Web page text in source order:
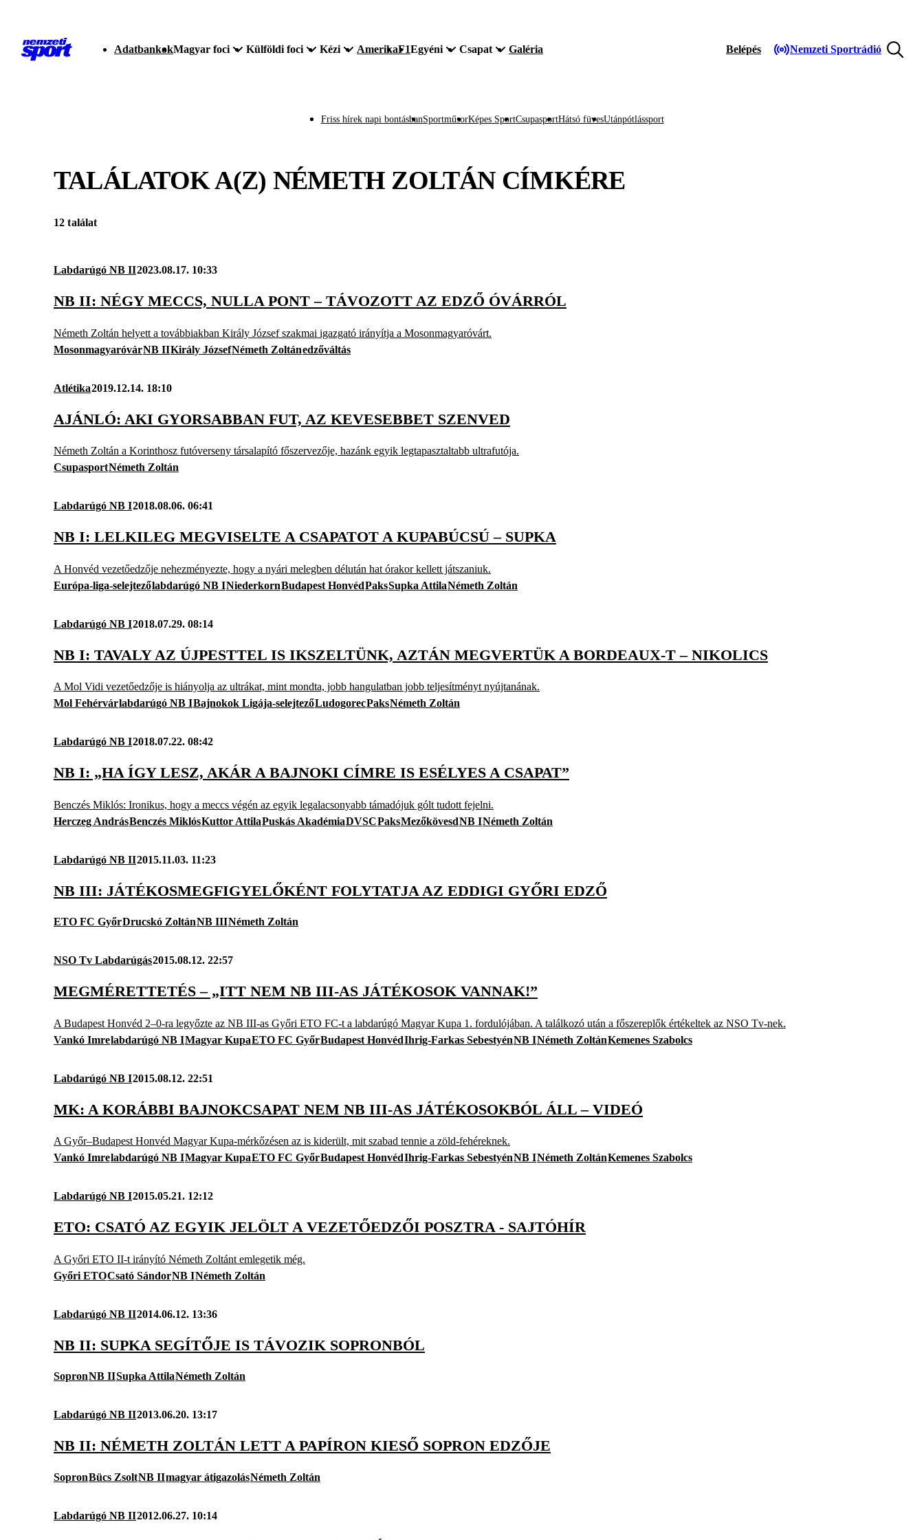
AdatbankokMagyar foci Külföldi foci Kézi AmerikaF1Egyéni Csapat Galéria Belépés Nemzeti Sportrádió
Friss hírek napi bontásbanSportműsorKépes SportCsupasportHátsó füvesUtánpótlássport
TALÁLATOK A(Z) NÉMETH ZOLTÁNCÍMKÉRE
12 találat
Labdarúgó NB II2023.08.17. 10:33
NB II: NÉGY MECCS, NULLA PONT – TÁVOZOTT AZ EDZŐ ÓVÁRRÓL
Németh Zoltán helyett a továbbiakban Király József szakmai igazgató irányítja a Mosonmagyaróvárt.
MosonmagyaróvárNB IIKirály JózsefNémeth Zoltánedzőváltás
Atlétika2019.12.14. 18:10
AJÁNLÓ: AKI GYORSABBAN FUT, AZ KEVESEBBET SZENVED
Németh Zoltán a Korinthosz futóverseny társalapító főszervezője, hazánk egyik legtapasztaltabb ultrafutója.
CsupasportNémeth Zoltán
Labdarúgó NB I2018.08.06. 06:41
NB I: LELKILEG MEGVISELTE A CSAPATOT A KUPABÚCSÚ – SUPKA
A Honvéd vezetőedzője nehezményezte, hogy a nyári melegben délután hat órakor kellett játszaniuk.
Európa-liga-selejtezőlabdarúgó NB INiederkornBudapest HonvédPaksSupka AttilaNémeth Zoltán
Labdarúgó NB I2018.07.29. 08:14
NB I: TAVALY AZ ÚJPESTTEL IS IKSZELTÜNK, AZTÁN MEGVERTÜK A BORDEAUX-T – NIKOLICS
A Mol Vidi vezetőedzője is hiányolja az ultrákat, mint mondta, jobb hangulatban jobb teljesítményt nyújtanának.
Mol Fehérvárlabdarúgó NB IBajnokok Ligája-selejtezőLudogorecPaksNémeth Zoltán
Labdarúgó NB I2018.07.22. 08:42
NB I: „HA ÍGY LESZ, AKÁR A BAJNOKI CÍMRE IS ESÉLYES A CSAPAT”
Benczés Miklós: Ironikus, hogy a meccs végén az egyik legalacsonyabb támadójuk gólt tudott fejelni.
Herczeg AndrásBenczés MiklósKuttor AttilaPuskás AkadémiaDVSCPaksMezőkövesdNB INémeth Zoltán
Labdarúgó NB II2015.11.03. 11:23
NB III: JÁTÉKOSMEGFIGYELŐKÉNT FOLYTATJA AZ EDDIGI GYŐRI EDZŐ
ETO FC GyőrDrucskó ZoltánNB IIINémeth Zoltán
NSO Tv Labdarúgás2015.08.12. 22:57
MEGMÉRETTETÉS – „ITT NEM NB III-AS JÁTÉKOSOK VANNAK!”
A Budapest Honvéd 2–0-ra legyőzte az NB III-as Győri ETO FC-t a labdarúgó Magyar Kupa 1. fordulójában. A találkozó után a főszereplők értékeltek az NSO Tv-nek.
Vankó Imrelabdarúgó NB IMagyar KupaETO FC GyőrBudapest HonvédIhrig-Farkas SebestyénNB INémeth ZoltánKemenes Szabolcs
Labdarúgó NB I2015.08.12. 22:51
MK: A KORÁBBI BAJNOKCSAPAT NEM NB III-AS JÁTÉKOSOKBÓL ÁLL – VIDEÓ
A Győr–Budapest Honvéd Magyar Kupa-mérkőzésen az is kiderült, mit szabad tennie a zöld-fehéreknek.
Vankó Imrelabdarúgó NB IMagyar KupaETO FC GyőrBudapest HonvédIhrig-Farkas SebestyénNB INémeth ZoltánKemenes Szabolcs
Labdarúgó NB I2015.05.21. 12:12
ETO: CSATÓ AZ EGYIK JELÖLT A VEZETŐEDZŐI POSZTRA - SAJTÓHÍR
A Győri ETO II-t irányító Németh Zoltánt emlegetik még.
Győri ETOCsató SándorNB INémeth Zoltán
Labdarúgó NB II2014.06.12. 13:36
NB II: SUPKA SEGÍTŐJE IS TÁVOZIK SOPRONBÓL
SopronNB IISupka AttilaNémeth Zoltán
Labdarúgó NB II2013.06.20. 13:17
NB II: NÉMETH ZOLTÁN LETT A PAPÍRON KIESŐ SOPRON EDZŐJE
SopronBücs ZsoltNB IImagyar átigazolásNémeth Zoltán
Labdarúgó NB II2012.06.27. 10:14